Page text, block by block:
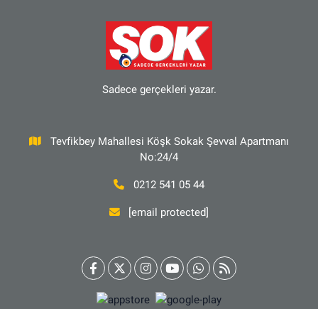
Sadece gerçekleri yazar.
Tevfikbey Mahallesi Köşk Sokak Şevval Apartmanı
No:24/4
0212 541 05 44
[email protected]